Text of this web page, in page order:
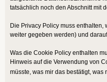
tatsächlich noch den Abschnitt mit
Die Privacy Policy muss
weiter gegeben werden) und
Was die Cookie Policy enthalten
Hinweis auf die Verwendung von
müsste, was mir das bestätigt,